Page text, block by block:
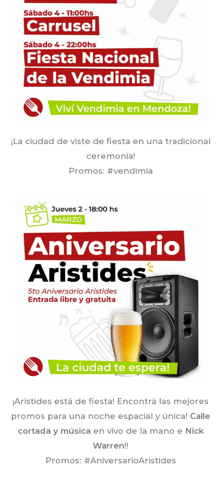
¡La ciudad de viste de fiesta en una tradicional
ceremonia!
Promos: #vendimia
¡Aristides está de fiesta! Encontrá las mejores
promos para una noche espacial y única! Calle
cortada y música en vivo de la mano e Nick
Warren!!
Promos: #AniversarioAristides